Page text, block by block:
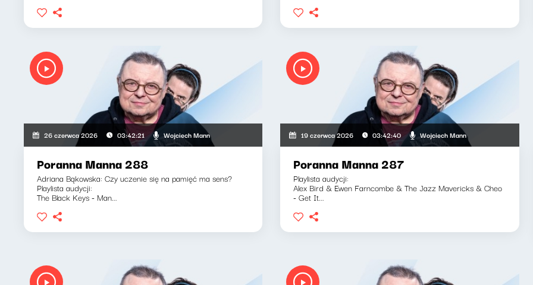
26 czerwca 2026 03:42:21 Wojciech Mann
Poranna Manna 288
Adriana Bąkowska: Czy uczenie się na pamięć ma sens?
Playlista audycji:
The Black Keys - Man...
19 czerwca 2026 03:42:40 Wojciech Mann
Poranna Manna 287
Playlista audycji:
Alex Bird & Ewen Farncombe & The Jazz Mavericks & Cheo
- Get It...